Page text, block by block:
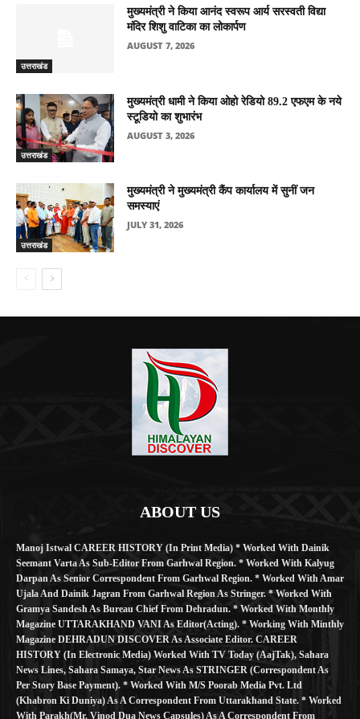
उत्तराखंड
मुख्यमंत्री ने किया आनंद स्वरूप आर्य सरस्वती विद्या
मंदिर शिशु वाटिका का लोकार्पण
AUGUST 7, 2026
उत्तराखंड
मुख्यमंत्री धामी ने किया ओहो रेडियो 89.2 एफएम के नये
स्टूडियो का शुभारंभ
AUGUST 3, 2026
उत्तराखंड
मुख्यमंत्री ने मुख्यमंत्री कैंप कार्यालय में सुनीं जन
समस्याएं
JULY 31, 2026
ABOUT US
Manoj Istwal CAREER HISTORY (in Print Media) * Worked With Dainik
Seemant Varta As Sub-Editor From Garhwal Region. * Worked With Kalyug
Darpan As Senior Correspondent From Garhwal Region. * Worked With Amar
Ujala And Dainik Jagran From Garhwal Region As Stringer. * Worked With
Gramya Sandesh As Bureau Chief From Dehradun. * Worked With Monthly
Magazine UTTARAKHAND VANI As Editor(Acting). * Working With Minthly
Magazine DEHRADUN DISCOVER As Associate Editor. CAREER
HISTORY (in Electronic Media) Worked With TV Today (AajTak), Sahara
News Lines, Sahara Samaya, Star News As STRINGER (Correspondent As
Per Story Base Payment). * Worked With M/S Poorab Media Pvt. Ltd
(Khabron Ki Duniya) As A Correspondent From Uttarakhand State. * Worked
With Parakh(Mr. Vinod Dua News Capsules) As A Correspondent From